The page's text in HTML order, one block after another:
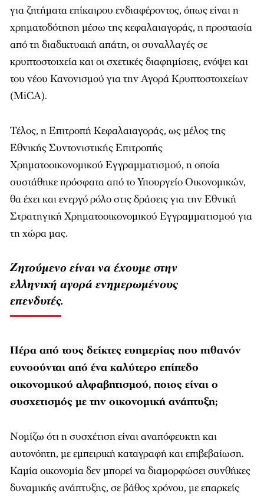
για ζητήματα επίκαιρου ενδιαφέροντος, όπως είναι η
χρηματοδότηση μέσω της κεφαλαιαγοράς, η προστασία
από τη διαδικτυακή απάτη, οι συναλλαγές σε
κρυπτοστοιχεία και οι σχετικές διαφημίσεις, ενόψει και
του νέου Κανονισμού για την Αγορά Κρυπτοστοιχείων
(MiCA).
Τέλος, η Επιτροπή Κεφαλαιαγοράς, ως μέλος της
Εθνικής Συντονιστικής Επιτροπής
Χρηματοοικονομικού Εγγραμματισμού, η οποία
συστάθηκε πρόσφατα από το Υπουργείο Οικονομικών,
θα έχει και ενεργό ρόλο στις δράσεις για την Εθνική
Στρατηγική Χρηματοοικονομικού Εγγραμματισμού για
τη χώρα μας.
Ζητούμενο είναι να έχουμε στην
ελληνική αγορά ενημερωμένους
επενδυτές.
Πέρα από τους δείκτες ευημερίας που πιθανόν
ευνοούνται από ένα καλύτερο επίπεδο
οικονομικού αλφαβητισμού, ποιος είναι ο
συσχετισμός με την οικονομική ανάπτυξη;
Νομίζω ότι η συσχέτιση είναι αναπόφευκτη και
αυτονόητη, με εμπειρική καταγραφή και επιβεβαίωση.
Καμία οικονομία δεν μπορεί να διαμορφώσει συνθήκες
δυναμικής ανάπτυξης, σε βάθος χρόνου, με επαρκείς